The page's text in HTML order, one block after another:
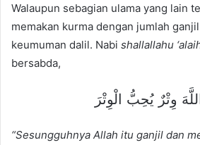
Walaupun sebagian ulama yang lain
memakan kurma dengan jumlah
keumuman dalil. Nabi shallallahu
bersabda,
وِتْرٌ يُحِبُّ الْوِتْرَ
“Sesungguhnya Allah itu ganjil dan